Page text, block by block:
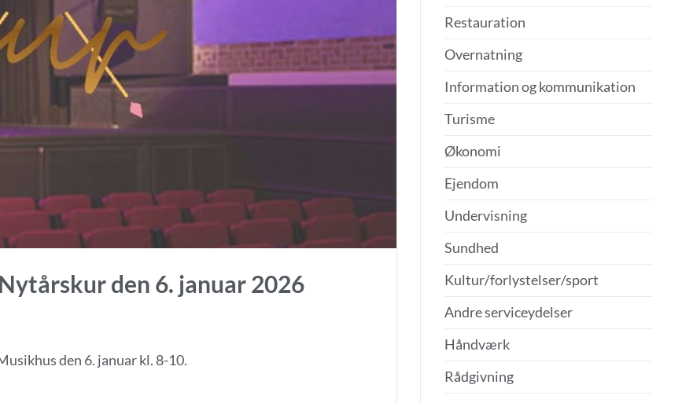
den 6. januar 2026
den 6. januar kl. 8-10.
Restauration
Overnatning
Information og kommunikation
Turisme
Økonomi
Ejendom
Undervisning
Sundhed
Kultur/forlystelser/sport
Andre serviceydelser
Håndværk
Rådgivning